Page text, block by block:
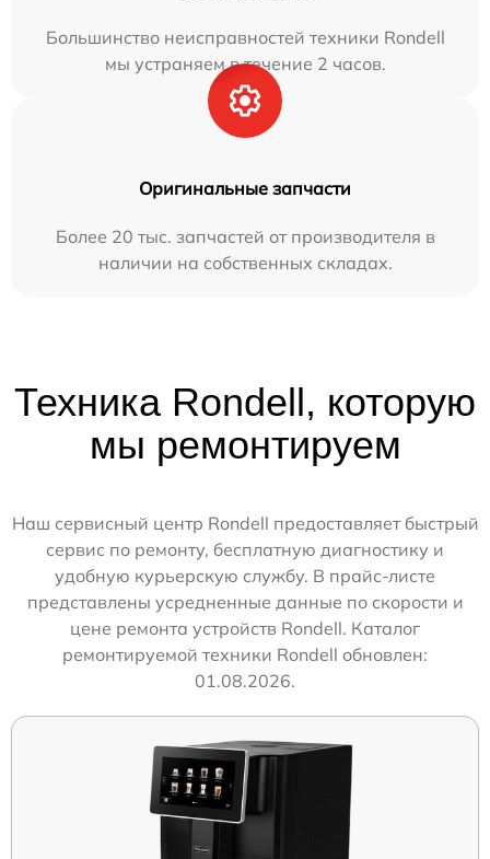
Большинство неисправностей техники Rondell
мы устраняем в течение 2 часов.
Оригинальные запчасти
Более 20 тыс. запчастей от производителя в
наличии на собственных складах.
Техника Rondell, которую
мы ремонтируем
Наш сервисный центр Rondell предоставляет быстрый
сервис по ремонту, бесплатную диагностику и
удобную курьерскую службу. В прайс-листе
представлены усредненные данные по скорости и
цене ремонта устройств Rondell. Каталог
ремонтируемой техники Rondell обновлен:
01.08.2026.